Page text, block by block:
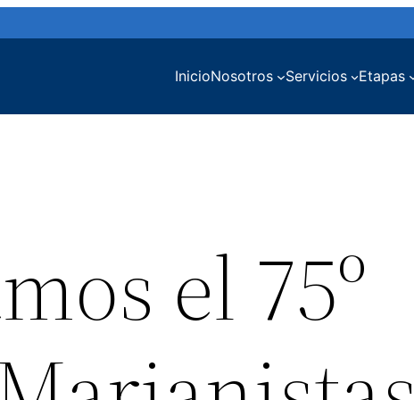
InicioNosotros Servicios Etapas
el 75º